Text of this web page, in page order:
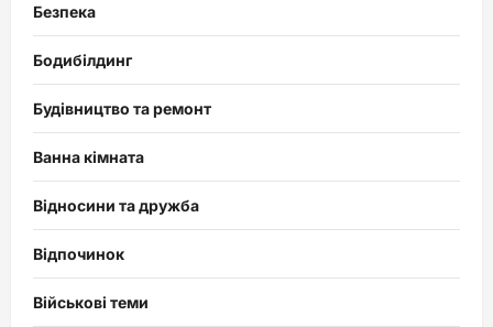
Безпека
Бодибілдинг
Будівництво та ремонт
Ванна кімната
Відносини та дружба
Відпочинок
Військові теми